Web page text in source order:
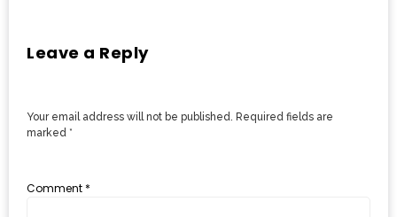
แวะ
ไฟ
Leave a Reply
Your email address will not be published. Required fields are
marked *
Comment *